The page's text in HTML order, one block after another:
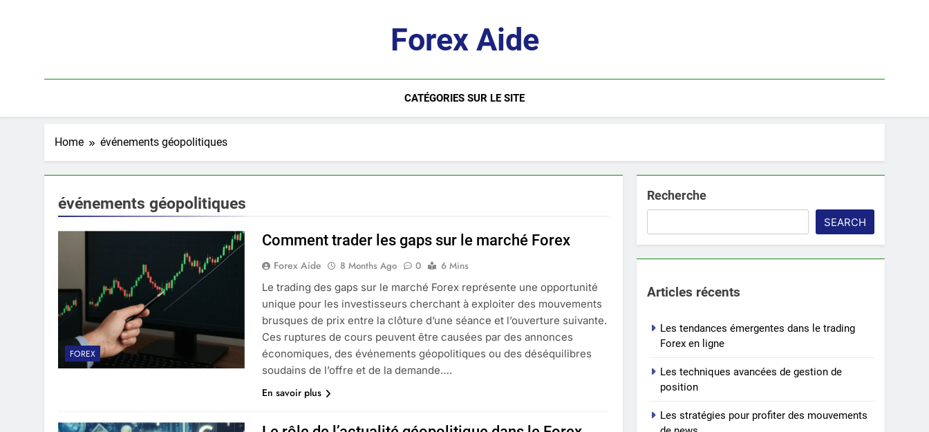
Forex Aide
CATÉGORIES SUR LE SITE
Home événements géopolitiques
événements géopolitiques
FOREX
Comment trader les gaps sur le marché Forex
Forex Aide 8 Months Ago 0
6 Mins
Le trading des gaps sur le marché Forex représente une opportunité
unique pour les investisseurs cherchant à exploiter des mouvements
brusques de prix entre la clôture d’une séance et l’ouverture suivante.
Ces ruptures de cours peuvent être causées par des annonces
économiques, des événements géopolitiques ou des déséquilibres
soudains de l’offre et de la demande….
En savoir plus
Recherche
SEARCH
Articles récents
Les tendances émergentes dans le trading
Forex en ligne
Les techniques avancées de gestion de
position
Les stratégies pour profiter des mouvements